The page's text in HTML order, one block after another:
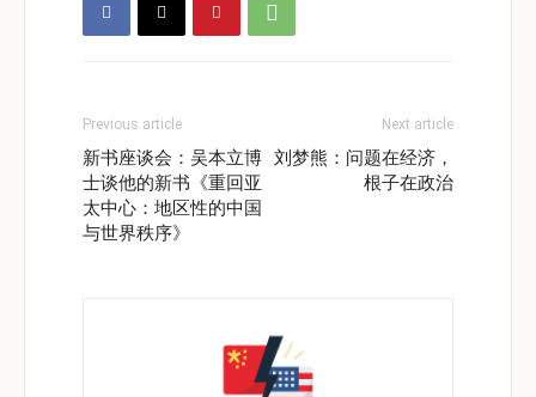
Previous article
新书座谈会：吴本立博
士谈他的新书《重回亚
太中心：地区性的中国
与世界秩序》
Next article
刘梦熊：问题在经济，
根⼦在政治